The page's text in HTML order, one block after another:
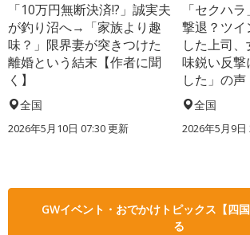
「10万円無断決済!?」誠実夫
が釣り沼へ→「家族より趣
味？」限界妻が突きつけた
離婚という結末【作者に聞
く】
全国
2026年5月10日 07:30 更新
「セクハ
撃退？ツ
した上司
味鋭い反撃
した」の声
全国
2026年5月9日
GWイベント・おでかけトピックス【四
る